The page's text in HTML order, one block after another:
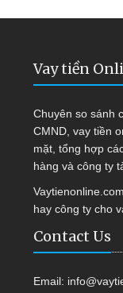
Vay tiền
Chuyên so sánh
CMND, vay tiền
mặt, tổng hợp
hàng và công ty
hay công ty cho
Contact Us
Email: